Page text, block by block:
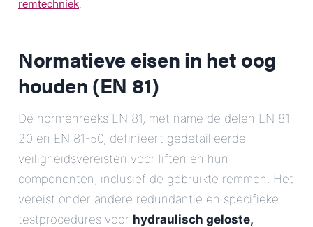
.
Normatieve eisen in het oog
houden (EN 81)
De normenreeks EN 81, met name de delen EN 81-
20 en EN 81-50, definieert gedetailleerde
veiligheidsvereisten voor liften en hun
componenten, inclusief de gebruikte remmen. Het
vereist onder andere redundantie en specifieke
testprocedures voor hydraulisch geloste,